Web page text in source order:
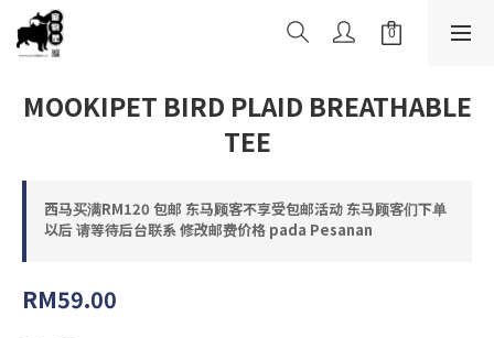
MOOKIPET BIRD PLAID BREATHABLE
TEE
西马买满RM120 包邮 东马顾客不享受包邮活动 东马顾客们下单
以后 请等待后台联系 修改邮费价格 pada Pesanan
RM59.00